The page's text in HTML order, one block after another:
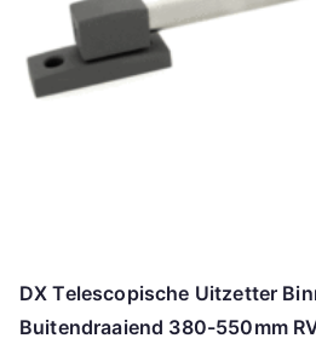
DX Telescopische Uitzetter
Buitendraaiend 380-550mm